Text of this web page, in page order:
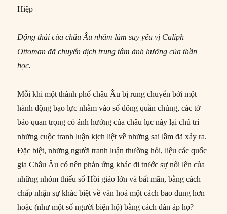
Hiệp
Động thái của châu Âu nhằm làm suy yếu vị Caliph
Ottoman đã chuyển dịch trung tâm ảnh hưởng của thần
học.
Mỗi khi một thành phố châu Âu bị rung chuyển bởi một
hành động bạo lực nhằm vào số đông quần chúng, các tờ
báo quan trọng có ảnh hưởng của châu lục này lại chủ trì
những cuộc tranh luận kịch liệt về những sai lầm đã xảy ra.
Đặc biệt, những người tranh luận thường hỏi, liệu các quốc
gia Châu Âu có nên phản ứng khác đi trước sự nổi lên của
những nhóm thiểu số Hồi giáo lớn và bất mãn, bằng cách
chấp nhận sự khác biệt về văn hoá một cách bao dung hơn
hoặc (như một số người biện hộ) bằng cách đàn áp họ?